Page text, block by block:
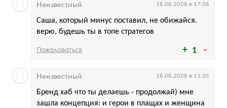
1
Саша, который минус поставил, не обижайся.
верю, будешь ты в топе стратегов
Неизвестный 16.06.2026 в 17:36
Пожаловаться
Бренд хаб что ты делаешь - продолжай) мне
зашла концепция: и герои в плащах и женщина
Неизвестный 16.06.2026 в 11:35